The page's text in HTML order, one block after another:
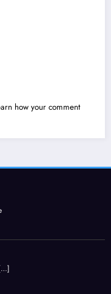
how your comment